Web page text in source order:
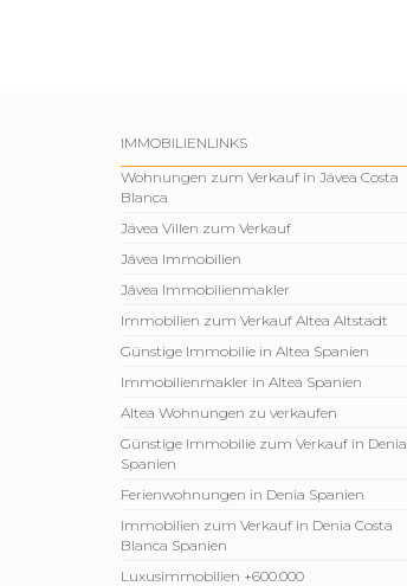
IMMOBILIENLINKS
Wohnungen zum Verkauf in Jávea Costa
Blanca
Jávea Villen zum Verkauf
Jávea Immobilien
Jávea Immobilienmakler
Immobilien zum Verkauf Altea Altstadt
Günstige Immobilie in Altea Spanien
Immobilienmakler in Altea Spanien
Altea Wohnungen zu verkaufen
Günstige Immobilie zum Verkauf in Denia
Spanien
Ferienwohnungen in Denia Spanien
Immobilien zum Verkauf in Denia Costa
Blanca Spanien
Luxusimmobilien +600.000